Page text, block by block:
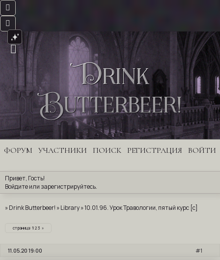
Drink
Butterbeer!
ФОРУМ УЧАСТНИКИ ПОИСК РЕГИСТРАЦИЯ ВОЙТИ
Привет, Гость!
Войдите или зарегистрируйтесь.
»Drink Butterbeer! »Library»10.01.96. Урок Травологии, пятый курс [с]
страница: 1 23 »
1
11.05.20 19:00